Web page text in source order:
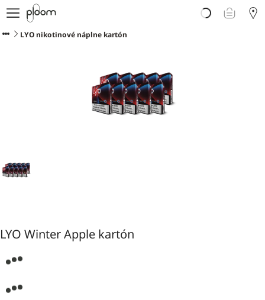
E-shop
Ploom AURA
LYO nikotinové náplne kartón
LYO Winter Apple kartón